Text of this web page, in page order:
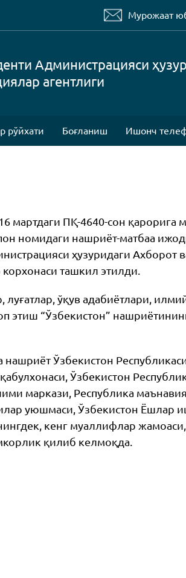
Мурожаат
Администрацияси
агентлиги
рўйхати Боғланиш Ишонч
мартдаги ПҚ-4640-сон қарорига
номидаги нашриёт-матбаа
ҳузуридаги
корхонаси ташкил этилди.
ўқув адабиётлари,
этиш “Ўзбекистон”
Ўзбекистон
Ўзбекистон
маркази, Республика
уюшмаси, Ўзбекистон Ёшлар
кенг муаллифлар
қилиб келмоқда.